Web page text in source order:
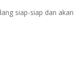
siap-siap dan akan